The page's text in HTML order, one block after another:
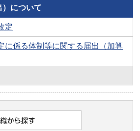
について
定
に係る体制等に関する届出（加算